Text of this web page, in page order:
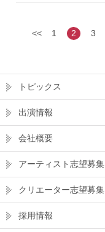
<< 1 2 3
トピックス
出演情報
会社概要
アーティスト志望募集
クリエーター志望募集
採用情報